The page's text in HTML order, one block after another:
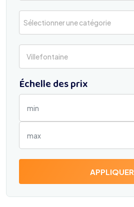
Sélectionner une catégorie
Villefontaine
Échelle des prix
APPLIQUER